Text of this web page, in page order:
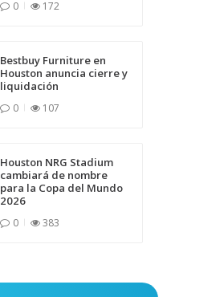
0 172
Bestbuy Furniture en
Houston anuncia cierre y
liquidación
0 107
Houston NRG Stadium
cambiará de nombre
para la Copa del Mundo
2026
0 383